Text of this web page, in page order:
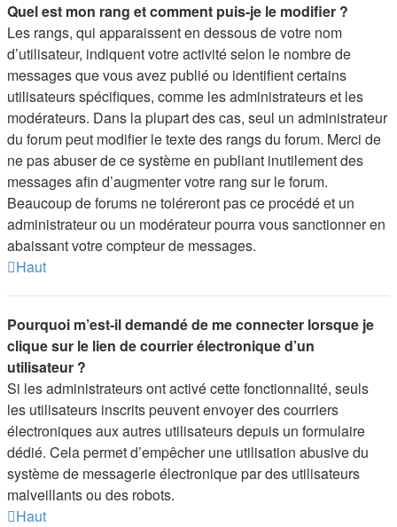
Quel est mon rang et comment puis-je le modifier ?
Les rangs, qui apparaissent en dessous de votre nom
d’utilisateur, indiquent votre activité selon le nombre de
messages que vous avez publié ou identifient certains
utilisateurs spécifiques, comme les administrateurs et les
modérateurs. Dans la plupart des cas, seul un administrateur
du forum peut modifier le texte des rangs du forum. Merci de
ne pas abuser de ce système en publiant inutilement des
messages afin d’augmenter votre rang sur le forum.
Beaucoup de forums ne toléreront pas ce procédé et un
administrateur ou un modérateur pourra vous sanctionner en
abaissant votre compteur de messages.
Haut
Pourquoi m’est-il demandé de me connecter lorsque je
clique sur le lien de courrier électronique d’un
utilisateur ?
Si les administrateurs ont activé cette fonctionnalité, seuls
les utilisateurs inscrits peuvent envoyer des courriers
électroniques aux autres utilisateurs depuis un formulaire
dédié. Cela permet d’empêcher une utilisation abusive du
système de messagerie électronique par des utilisateurs
malveillants ou des robots.
Haut